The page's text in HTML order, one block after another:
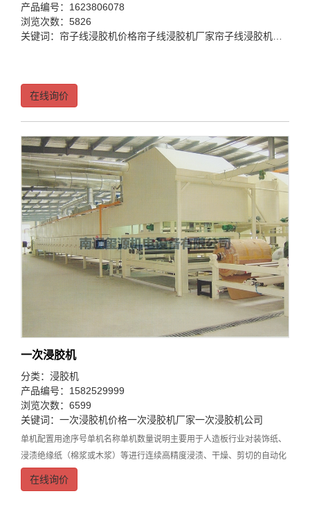
产品编号：1623806078
浏览次数：5826
关键词： 帘子线浸胶机价格帘子线浸胶机厂家帘子线浸胶机公司
在线询价
一次浸胶机
分类： 浸胶机
产品编号：1582529999
浏览次数：6599
关键词： 一次浸胶机价格一次浸胶机厂家一次浸胶机公司
单机配置用途序号单机名称单机数量说明主要用于人造板行业对装饰纸、
浸渍绝缘纸（棉浆或木浆）等进行连续高精度浸渍、干燥、剪切的自动化
生产线、主要由开卷机、浸渍机、干燥机、风冷机、涂胶机、调偏装置、
牵引机、剪纸机、堆纸台、电控系统共10台单机组成
在线询价